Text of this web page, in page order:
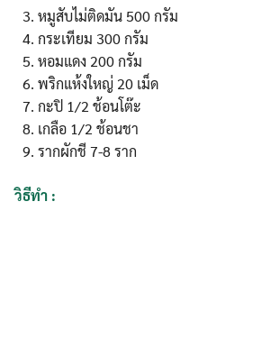
หมูสับไม่ติดมัน 500 กรัม
กระเทียม 300 กรัม
หอมแดง 200 กรัม
พริกแห้งใหญ่ 20 เม็ด
กะปิ 1/2 ช้อนโต๊ะ
เกลือ 1/2 ช้อนชา
รากผักชี 7-8 ราก
วิธีทำ :